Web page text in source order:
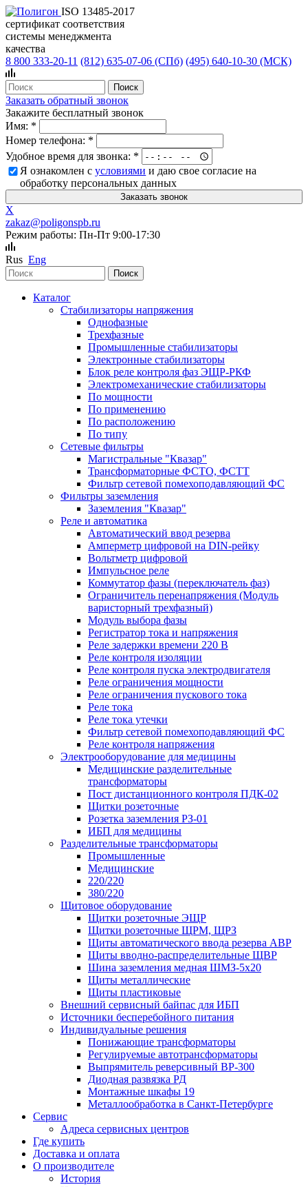
ISO 13485-2017
сертификат соответствия
системы менеджмента
качества
8 800 333-20-11 (812) 635-07-06 (СПб) (495) 640-10-30 (МСК)
Заказать обратный звонок
Закажите бесплатный звонок
Имя: *
Номер телефона: *
Удобное время для звонка: *
Я ознакомлен сусловиями и даю свое согласие на
обработку персональных данных
X
zakaz@poligonspb.ru
Режим работы: Пн-Пт 9:00-17:30
Rus Eng
Каталог
Стабилизаторы напряжения
Однофазные
Трехфазные
Промышленные стабилизаторы
Электронные стабилизаторы
Блок реле контроля фаз ЭЩР-РКФ
Электромеханические стабилизаторы
По мощности
По применению
По расположению
По типу
Сетевые фильтры
Магистральные "Квазар"
Трансформаторные ФСТО, ФСТТ
Фильтр сетевой помехоподавляющий ФС
Фильтры заземления
Заземления "Квазар"
Реле и автоматика
Автоматический ввод резерва
Амперметр цифровой на DIN-рейку
Вольтметр цифровой
Импульсное реле
Коммутатор фазы (переключатель фаз)
Ограничитель перенапряжения (Модуль
варисторный трехфазный)
Модуль выбора фазы
Регистратор тока и напряжения
Реле задержки времени 220 В
Реле контроля изоляции
Реле контроля пуска электродвигателя
Реле ограничения мощности
Реле ограничения пускового тока
Реле тока
Реле тока утечки
Фильтр сетевой помехоподавляющий ФС
Реле контроля напряжения
Электрооборудование для медицины
Медицинские разделительные
трансформаторы
Пост дистанционного контроля ПДК-02
Щитки розеточные
Розетка заземления РЗ-01
ИБП для медицины
Разделительные трансформаторы
Промышленные
Медицинские
220/220
380/220
Щитовое оборудование
Щитки розеточные ЭЩР
Щитки розеточные ЩРМ, ЩРЗ
Щиты автоматического ввода резерва АВР
Щиты вводно-распределительные ЩВР
Шина заземления медная ШМЗ-5х20
Щиты металлические
Щиты пластиковые
Внешний сервисный байпас для ИБП
Источники бесперебойного питания
Индивидуальные решения
Понижающие трансформаторы
Регулируемые автотрансформаторы
Выпрямитель реверсивный ВР-300
Диодная развязка РД
Монтажные шкафы 19
Металлообработка в Санкт-Петербурге
Сервис
Адреса сервисных центров
Где купить
Доставка и оплата
О производителе
История